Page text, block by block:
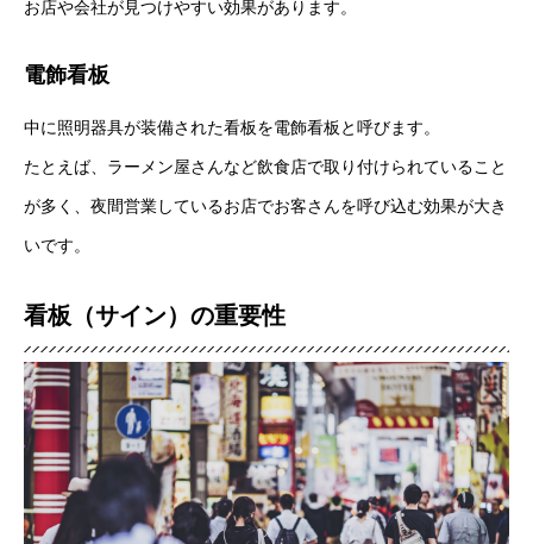
お店や会社が見つけやすい効果があります。
電飾看板
中に照明器具が装備された看板を電飾看板と呼びます。
たとえば、ラーメン屋さんなど飲食店で取り付けられていること
が多く、夜間営業しているお店でお客さんを呼び込む効果が大き
いです。
看板（サイン）の重要性